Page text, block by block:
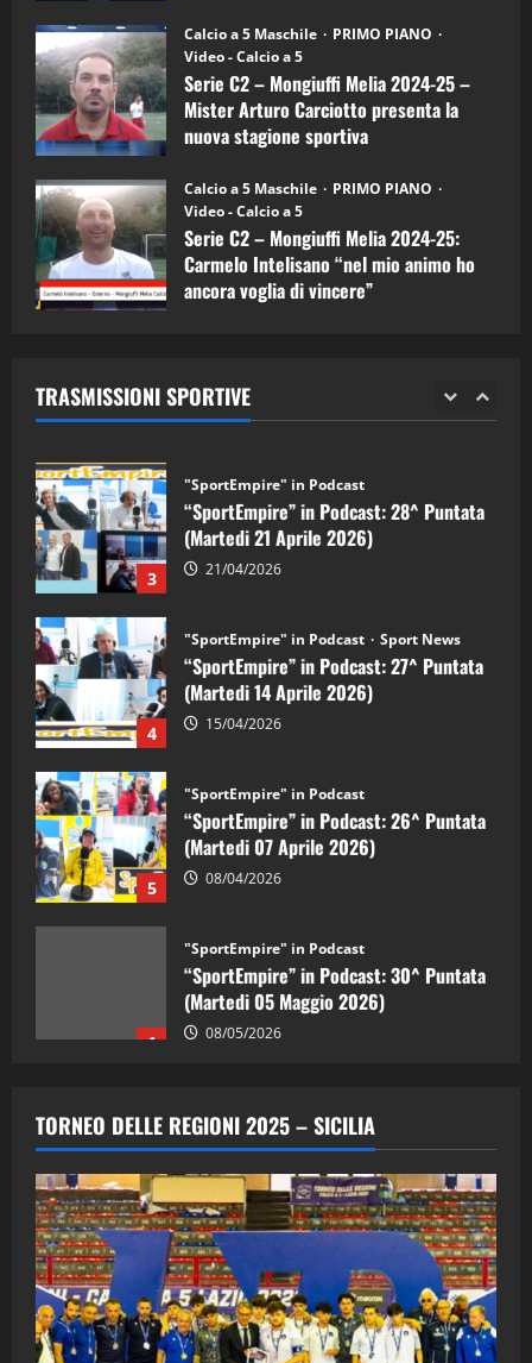
Calcio a 5 Maschile
PRIMO PIANO
Video - Calcio a 5
Serie C2 – Mongiuffi Melia 2024-25 –
Mister Arturo Carciotto presenta la
nuova stagione sportiva
Calcio a 5 Maschile
PRIMO PIANO
Video - Calcio a 5
Serie C2 – Mongiuffi Melia 2024-25:
Carmelo Intelisano “nel mio animo ho
ancora voglia di vincere”
TRASMISSIONI SPORTIVE
5
“SportEmpire” in Podcast: 26^ Puntata
(Martedi 07 Aprile 2026)
08/04/2026
1
“SportEmpire” in Podcast: 30^ Puntata
(Martedi 05 Maggio 2026)
08/05/2026
2 28/04/2026
3
“SportEmpire” in Podcast: 28^ Puntata
(Martedi 21 Aprile 2026)
21/04/2026
4
“SportEmpire” in Podcast: 27^ Puntata
(Martedi 14 Aprile 2026)
15/04/2026
5
“SportEmpire” in Podcast: 26^ Puntata
(Martedi 07 Aprile 2026)
08/04/2026
1
“SportEmpire” in Podcast: 30^ Puntata
(Martedi 05 Maggio 2026)
08/05/2026
2
“SportEmpire” in Podcast: 29^ Puntata
(Martedi 28 Aprile 2026)
28/04/2026
3
"SportEmpire" in Podcast
“SportEmpire” in Podcast: 28^ Puntata
(Martedi 21 Aprile 2026)
21/04/2026
TORNEO DELLE REGIONI 2025 – SICILIA